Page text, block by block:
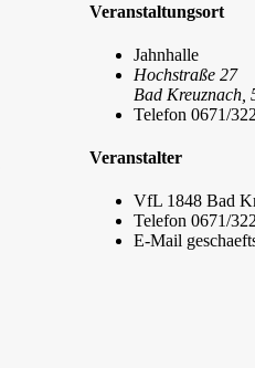
Veranstaltungsort
Jahnhalle
Hochstraße 27
Bad Kreuznach
Telefon 0671/
Veranstalter
VfL 1848 Bad
Telefon 0671/
E-Mail